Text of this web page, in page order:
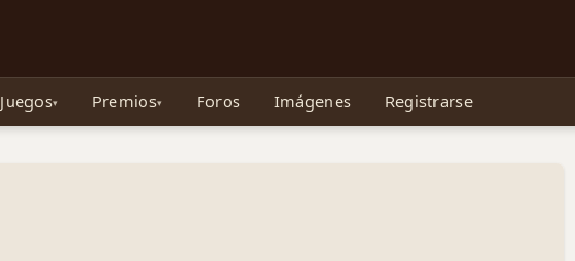
Juegos Premios Foros Imágenes Registrarse